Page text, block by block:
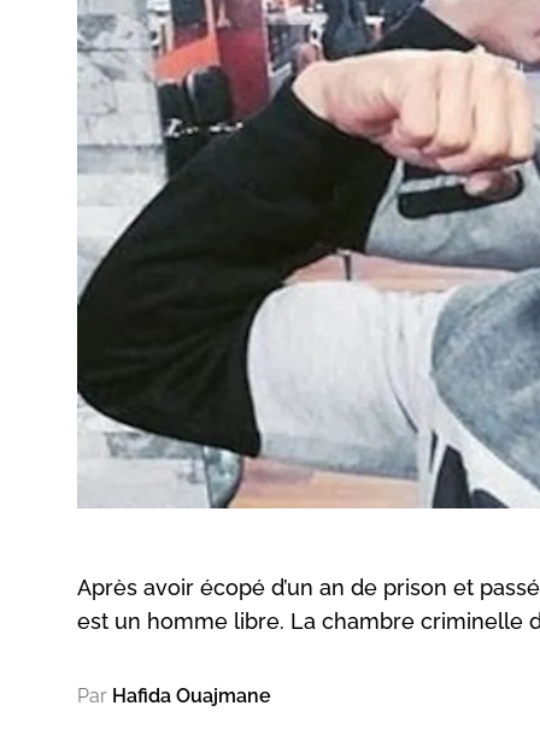
Après avoir écopé d’un an de prison et
est un homme libre. La chambre criminelle
Par Hafida Ouajmane